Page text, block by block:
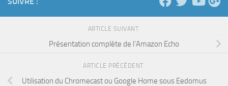
ARTICLE SUIVANT
Présentation complète de l’Amazon Echo
ARTICLE PRÉCÉDENT
Utilisation du Chromecast ou Google Home sous Eedomus